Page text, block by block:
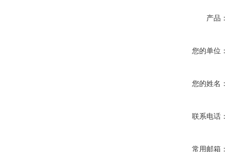
产品：
您的单位：
您的姓名：
联系电话：
常用邮箱：